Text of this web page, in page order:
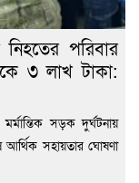
নিহতের পরিবার
৩ লাখ টাকা:
সড়ক দুর্ঘটনায়
সহায়তার ঘোষণা